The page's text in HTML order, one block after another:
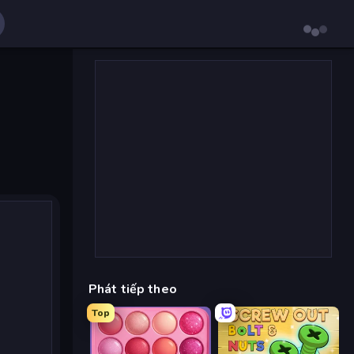
Phát tiếp theo
Top